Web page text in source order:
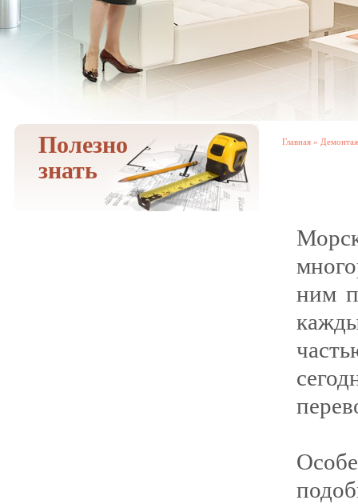
Полезно
знать
Главная »
ним